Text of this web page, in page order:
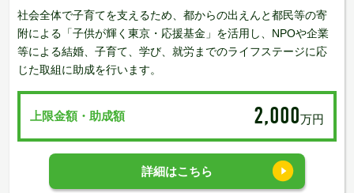
社会全体で子育てを支えるため、都からの出えんと都民等の寄
附による「子供が輝く東京・応援基金」を活用し、NPOや企業
等による結婚、子育て、学び、就労までのライフステージに応
じた取組に助成を行います。
上限金額・助成額 2,000万円
詳細はこちら